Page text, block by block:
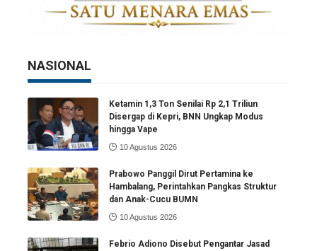
NASIONAL
Ketamin 1,3 Ton Senilai Rp 2,1 Triliun
Disergap di Kepri, BNN Ungkap Modus
hingga Vape
10 Agustus 2026
Prabowo Panggil Dirut Pertamina ke
Hambalang, Perintahkan Pangkas Struktur
dan Anak-Cucu BUMN
10 Agustus 2026
Febrio Adiono Disebut Pengantar Jasad